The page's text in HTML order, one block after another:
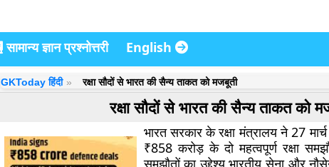
सामान्य ज्ञान प्रश्नोत्तरी English
GKToday हिंदी रक्षा सौदों से भारत की सैन्य ताकत को मजबूती
रक्षा सौदों से भारत की सैन्य ताकत को
भारत सरकार के रक्षा मंत्रालय ने 27
₹858 करोड़ के दो महत्वपूर्ण रक्षा
समझौतों का उद्देश्य भारतीय सेना और